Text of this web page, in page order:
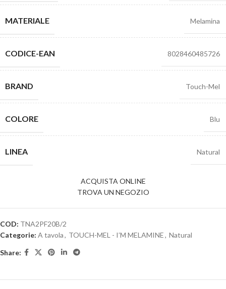
MATERIALE Melamina
CODICE-EAN 8028460485726
BRAND Touch-Mel
COLORE Blu
LINEA Natural
ACQUISTA ONLINE
TROVA UN NEGOZIO
COD: TNA2PF20B/2
Categorie: A tavola, TOUCH-MEL - I’M MELAMINE, Natural
Share: